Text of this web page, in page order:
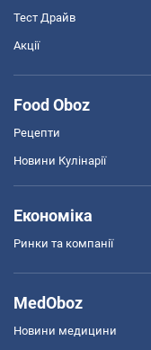
Тест Драйв
Акції
Food Oboz
Рецепти
Новини Кулінарії
Економіка
Ринки та компанії
MedOboz
Новини медицини